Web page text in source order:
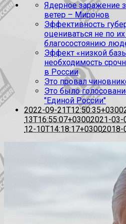
Ядерное заражение
ветер – Миронов
Эффективность
оцениваться не по
благосостоянию
Эффект «низкой
необходимость
в России
Это провал
Это было
"Единой России"
2022-09-21T12:50:35+0300
13T16:55:07+03002021-03-
12-10T14:18:17+03002018-